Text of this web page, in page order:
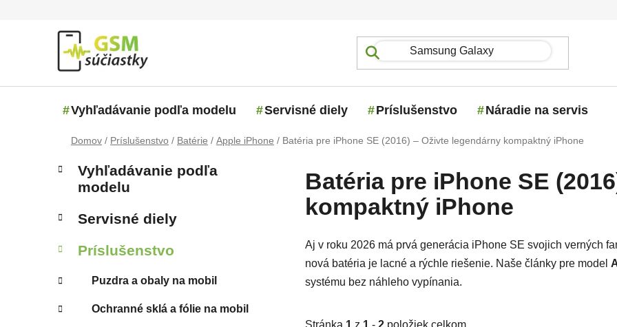
Vyhľadávanie podľa modelu Servisné diely Príslušenstvo Náradie na servis
Domov / Príslušenstvo / Batérie / Apple iPhone / Batéria pre iPhone SE (2016) – Oživte legendárny kompaktný iPhone
Bočný panel
Kategórie
Vyhľadávanie podľa
modelu
Servisné diely
Príslušenstvo
Puzdra a obaly na mobil
Ochranné sklá a fólie na mobil
Batéria pre iPhone SE
kompaktný iPhone
Aj v roku 2026 má prvá generácia iPhone SE svojich verných
nová batéria je lacné a rýchle riešenie. Naše články pre model
systému bez náhleho vypínania.
Stránka 1 z 1 - 2 položiek celkom